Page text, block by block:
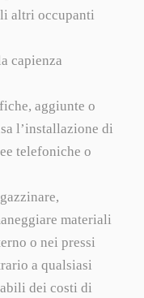
altri occupanti
capienza
aggiunte o
l’installazione di
telefoniche o
materiali
o nei pressi
a qualsiasi
dei costi di